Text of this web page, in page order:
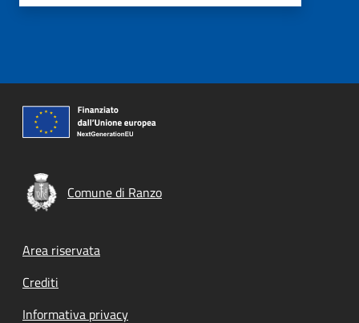
Comune di Ranzo
Footer menu
Area riservata
Crediti
Informativa privacy